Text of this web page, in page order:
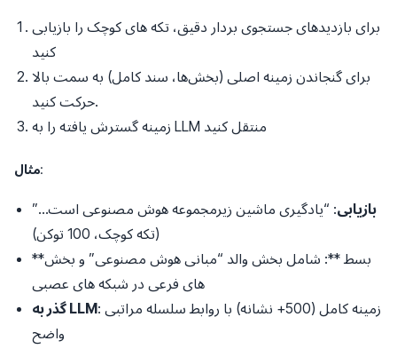
برای بازدیدهای جستجوی بردار دقیق، تکه های کوچک را بازیابی
کنید
برای گنجاندن زمینه اصلی (بخش‌ها، سند کامل) به سمت بالا
حرکت کنید.
زمینه گسترش یافته را به LLM منتقل کنید
مثال:
بازیابی: “یادگیری ماشین زیرمجموعه هوش مصنوعی است…”
(تکه کوچک، 100 توکن)
**بسط **: شامل بخش والد “مبانی هوش مصنوعی” و بخش
های فرعی در شبکه های عصبی
گذر به LLM: زمینه کامل (500+ نشانه) با روابط سلسله مراتبی
واضح